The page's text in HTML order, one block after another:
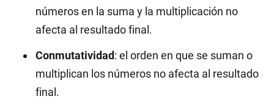
números en la suma y la multiplicación no
afecta al resultado final.
Conmutatividad: el orden en que se suman o
multiplican los números no afecta al resultado
final.